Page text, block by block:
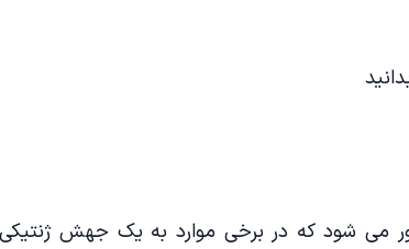
می شود که در برخی موارد به یک جهش